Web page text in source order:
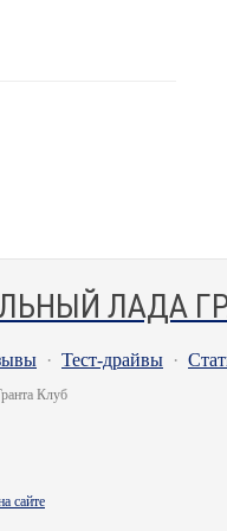
ЛАДА
· Тест-драйвы ·
Клуб
сайте